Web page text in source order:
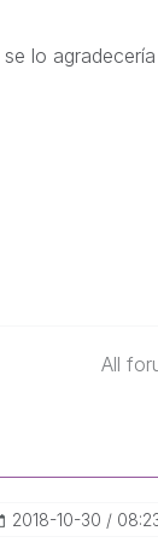
lo
All
‎2018-10-30